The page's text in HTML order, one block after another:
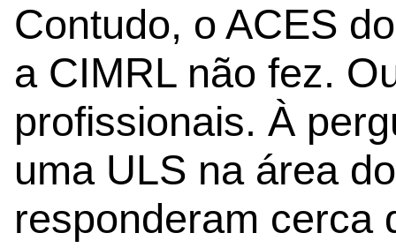
Contudo, o ACES
a CIMRL não fez.
profissionais. À
uma ULS na área
responderam cerca